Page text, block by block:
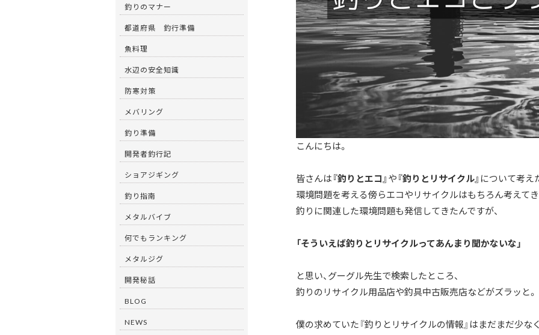
こんにちは。
皆さんは『釣りとエコ』や『釣りとリサイクル』 について考え
環境問題を考える傍らエコやリサイクルはもちろん考えてき
釣りに関連した環境問題も発信してきたんですが、
「そういえば釣りとリサイクルってあんまり聞かないな」
と思い、グーグル先生で検索したところ、
釣りのリサイクル用品店や釣具中古販売店などがズラッと。
僕の求めていた『釣りとリサイクルの情報』はまだまだ少な
釣りのマナー
都道府県 釣行準備
魚料理
水辺の安全知識
防寒対策
メバリング
釣り準備
開発者釣行記
ショアジギング
釣り指南
メタルバイブ
何でもランキング
メタルジグ
開発秘話
BLOG
NEWS